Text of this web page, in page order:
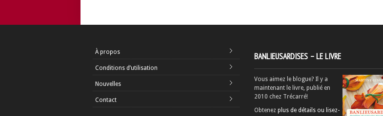
À propos
Conditions d’utilisation
Nouvelles
Contact
BANLIEUSARDISES – LE LIVRE
Vous aimez le blogue? Il y a
maintenant le livre, publié en
2010 chez Trécarré!
Obtenez plus de détails ou lisez-